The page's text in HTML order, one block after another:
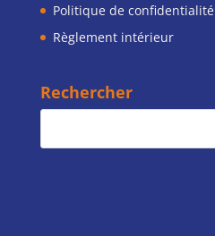
Politique de confidentialité
Règlement intérieur
Rechercher